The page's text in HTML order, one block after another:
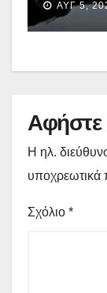
ΑΥΓ 5,
Αφήστε
Η ηλ.
υποχρεωτικά
Σχόλιο *